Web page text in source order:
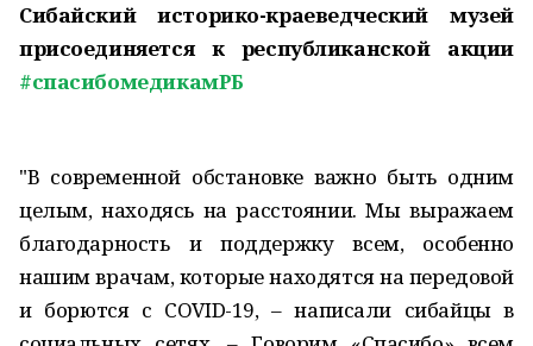
Сибайский историко-краеведческий музей
присоединяется к республиканской акции
#спасибомедикамРБ
"В современной обстановке важно быть одним
целым, находясь на расстоянии. Мы выражаем
благодарность и поддержку всем, особенно
нашим врачам, которые находятся на передовой
и борются с COVID-19, – написали сибайцы в